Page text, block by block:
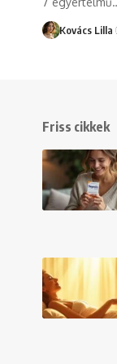
Kovács Lilla
Friss cikkek